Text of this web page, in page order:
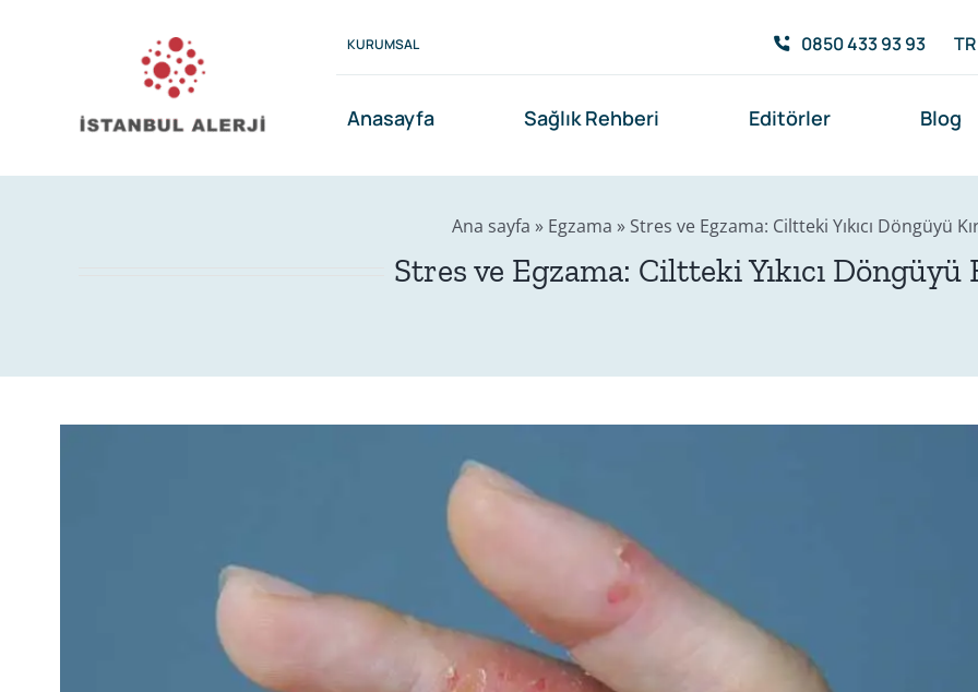
KURUMSAL 0850 433 93 93 TR
Anasayfa Sağlık Rehberi Editörler Blog
Ana sayfa » Egzama » Stres ve Egzama: Ciltteki Yıkıcı Döngüyü
Stres ve Egzama: Ciltteki Yıkıcı Döngüyü